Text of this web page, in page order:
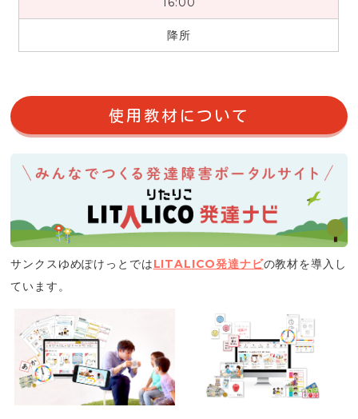
降所
使用教材について
サンクスゆめぽけっとではLITALICO発達ナビの教材を導入し
ています。